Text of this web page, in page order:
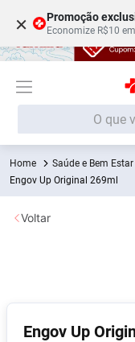
× Promoção
Economize R$10
O que você está
Saúde e Bem Estar
Engov Up Original 269ml
Engov Up
Voltar
Termos mais
1º Fralda
2
5º Fralda G
6º